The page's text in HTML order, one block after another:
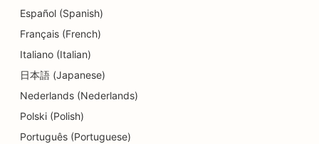
磨皮服务的搜索引擎优化
日托中心的搜索引擎优化
牙科诊所搜索引擎优化
细节店铺的搜索引擎优化
Español (Spanish)
Français (French)
Italiano (Italian)
日本語 (Japanese)
Nederlands (Nederlands)
Polski (Polish)
Português (Portuguese)